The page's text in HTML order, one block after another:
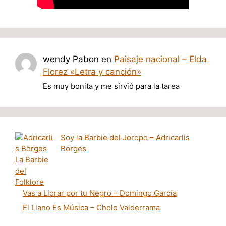
wendy Pabon en Paisaje nacional – Elda
Florez «Letra y canción»
Es muy bonita y me sirvió para la tarea
Soy la Barbie del Joropo – Adricarlis
Borges
Vas a Llorar por tu Negro – Domingo García
El Llano Es Música – Cholo Valderrama